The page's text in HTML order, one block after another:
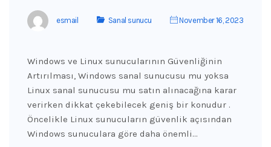
esmail Sanal sunucu November 16, 2023
Windows ve Linux sunucularının Güvenliğinin
Artırılması, Windows sanal sunucusu mu yoksa
Linux sanal sunucusu mu satın alınacağına karar
verirken dikkat çekebilecek geniş bir konudur .
Öncelikle Linux sunucuların güvenlik açısından
Windows sunuculara göre daha önemli…